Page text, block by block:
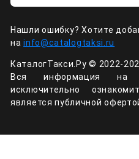
Нашли ошибку? Хотите
наinfo@catalogtaksi.ru
КаталогТакси.Ру © 2022-
Вся информация на
исключительно
является публичной